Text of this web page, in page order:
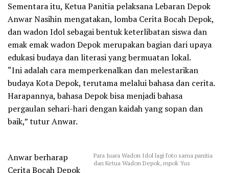
Sementara itu, Ketua Panitia pelaksana Lebaran Depok
Anwar Nasihin mengatakan, lomba Cerita Bocah Depok,
dan wadon Idol sebagai bentuk keterlibatan siswa dan
emak emak wadon Depok merupakan bagian dari upaya
edukasi budaya dan literasi yang bermuatan lokal.
“Ini adalah cara memperkenalkan dan melestarikan
budaya Kota Depok, terutama melalui bahasa dan cerita.
Harapannya, bahasa Depok bisa menjadi bahasa
pergaulan sehari-hari dengan kaidah yang sopan dan
baik,” tutur Anwar.
Para Juara Wadon Idol lagi foto sama panitia
dan Ketua Wadon Depok, mpok Yus
Anwar berharap
Cerita Bocah Depok